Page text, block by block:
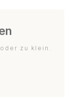
zu klein.